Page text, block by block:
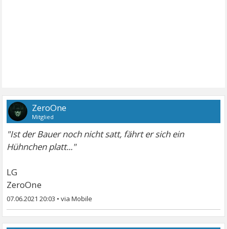
ZeroOne
Mitglied
"Ist der Bauer noch nicht satt, fährt er sich ein
Hühnchen platt..."
LG
ZeroOne
07.06.2021 20:03 •